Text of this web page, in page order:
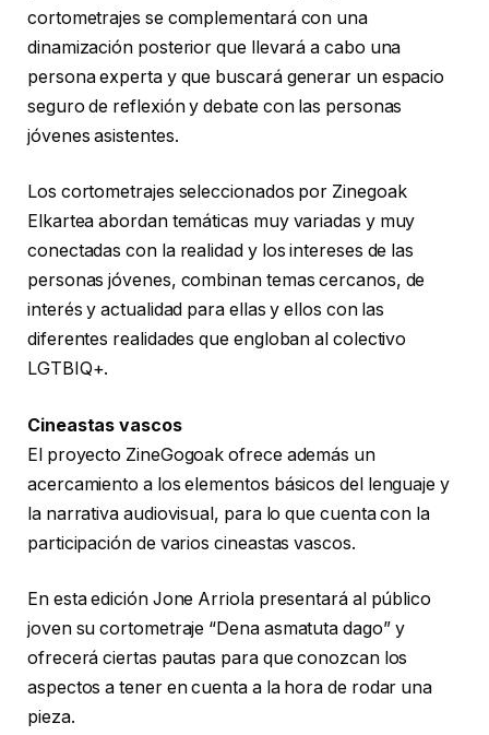
cortometrajes se complementará con una
dinamización posterior que llevará a cabo una
persona experta y que buscará generar un espacio
seguro de reflexión y debate con las personas
jóvenes asistentes.
Los cortometrajes seleccionados por Zinegoak
Elkartea abordan temáticas muy variadas y muy
conectadas con la realidad y los intereses de las
personas jóvenes, combinan temas cercanos, de
interés y actualidad para ellas y ellos con las
diferentes realidades que engloban al colectivo
LGTBIQ+.
Cineastas vascos
El proyecto ZineGogoak ofrece además un
acercamiento a los elementos básicos del lenguaje y
la narrativa audiovisual, para lo que cuenta con la
participación de varios cineastas vascos.
En esta edición Jone Arriola presentará al público
joven su cortometraje “Dena asmatuta dago” y
ofrecerá ciertas pautas para que conozcan los
aspectos a tener en cuenta a la hora de rodar una
pieza.